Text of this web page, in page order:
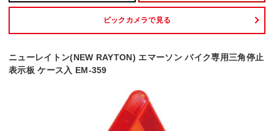
ビックカメラで見る
ニューレイトン(NEW RAYTON) エマーソン バイク専用三角停止
表示板 ケース入 EM-359